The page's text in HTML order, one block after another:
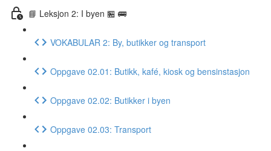
📘 Leksjon 2: I byen 🏪 🚌
VOKABULAR 2: By, butikker og transport
Oppgave 02.01: Butikk, kafé, kiosk og bensinstasjon
Oppgave 02.02: Butikker i byen
Oppgave 02.03: Transport